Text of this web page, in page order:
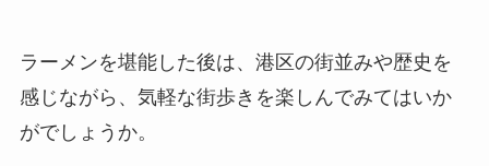
ラーメンを堪能した後は、港区の街並みや歴史を
感じながら、気軽な街歩きを楽しんでみてはいか
がでしょうか。